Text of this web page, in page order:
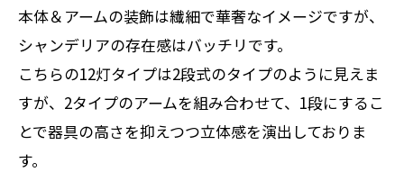
本体＆アームの装飾は繊細で華奢なイメージですが、
シャンデリアの存在感はバッチリです。
こちらの12灯タイプは2段式のタイプのように見えま
すが、2タイプのアームを組み合わせて、1段にするこ
とで器具の高さを抑えつつ立体感を演出しておりま
す。